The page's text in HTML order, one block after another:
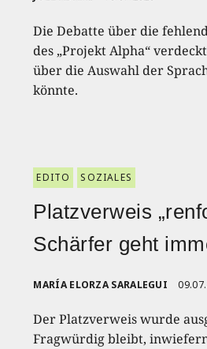
Die Debatte über die
des „Projekt Alpha“
über die Auswahl der
könnte.
EDITO SOZIALES
Platzverweis
Schärfer geht
MARÍA ELORZA SARALEGUI
Der Platzverweis wurde
Fragwürdig bleibt,